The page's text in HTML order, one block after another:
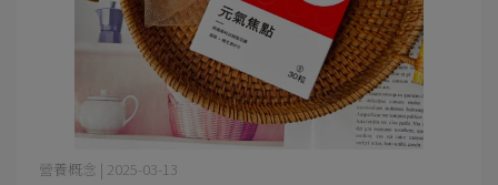
營養概念 | 2025-03-13